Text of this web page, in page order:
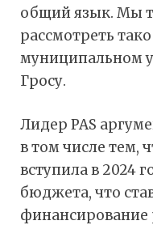
общий язык. Мы
рассмотреть
муниципальном
Гросу.
Лидер PAS
в том числе тем,
вступила в 2024
бюджета, что
финансирование